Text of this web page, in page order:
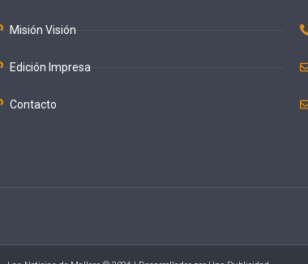
Misión Visión
Edición Impresa
Contacto